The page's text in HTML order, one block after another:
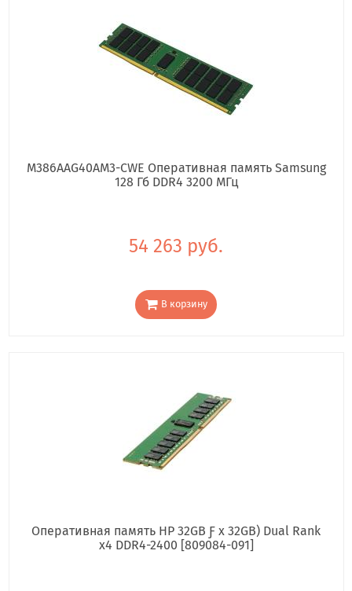
M386AAG40AM3-CWE Оперативная память Samsung
128 Гб DDR4 3200 МГц
54 263 руб.
В корзину
Оперативная память HP 32GB Ƒ x 32GB) Dual Rank
x4 DDR4-2400 [809084-091]